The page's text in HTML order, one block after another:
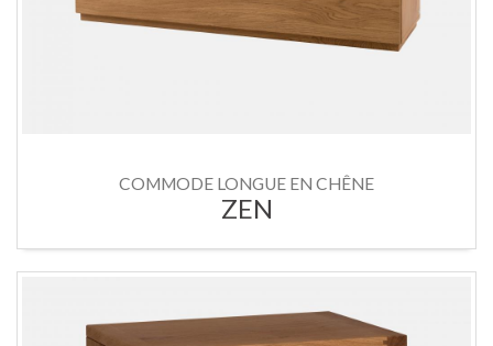
COMMODE LONGUE EN CHÊNE
ZEN